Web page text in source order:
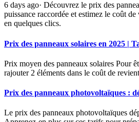
6 days ago· Découvrez le prix des
puissance raccordée et estimez le coût
en quelques clics.
Prix des panneaux solaires en 2025 |
Prix moyen des panneaux solaires Pour
rajouter 2 éléments dans le coût de
Prix des panneaux photovoltaïques :
Le prix des panneaux photovoltaïques